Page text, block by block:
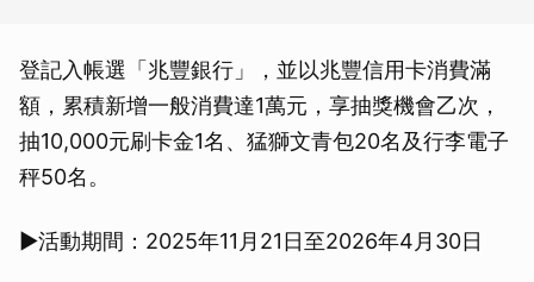
登記入帳選「兆豐銀行」，並以兆豐信用卡消費滿
額，累積新增一般消費達1萬元，享抽獎機會乙次，
抽10,000元刷卡金1名、猛獅文青包20名及行李電子
秤50名。
▶活動期間：2025年11月21日至2026年4月30日